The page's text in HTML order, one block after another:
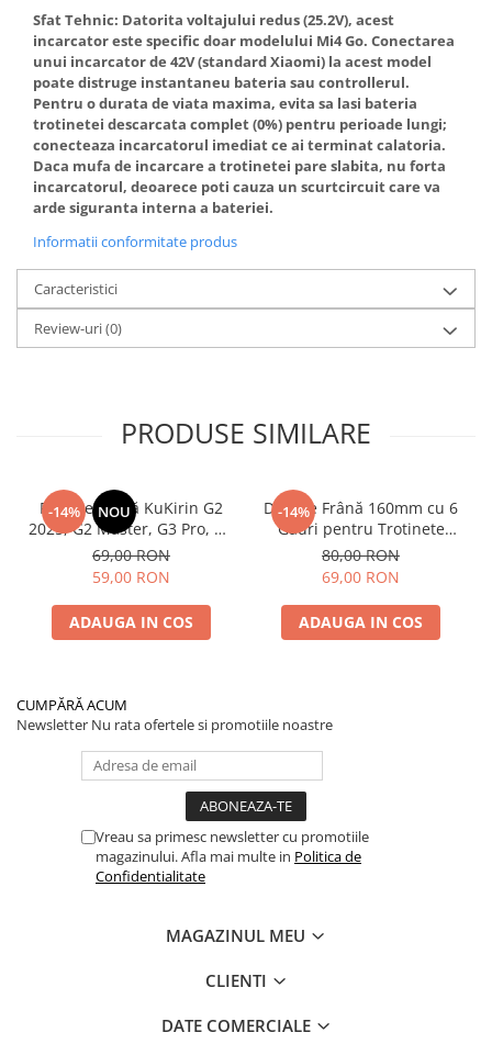
Sfat Tehnic: Datorita voltajului redus (25.2V), acest
incarcator este specific doar modelului Mi4 Go. Conectarea
unui incarcator de 42V (standard Xiaomi) la acest model
poate distruge instantaneu bateria sau controllerul.
Pentru o durata de viata maxima, evita sa lasi bateria
trotinetei descarcata complet (0%) pentru perioade lungi;
conecteaza incarcatorul imediat ce ai terminat calatoria.
Daca mufa de incarcare a trotinetei pare slabita, nu forta
incarcatorul, deoarece poti cauza un scurtcircuit care va
arde siguranta interna a bateriei.
Informatii conformitate produs
Caracteristici
Review-uri(0)
PRODUSE SIMILARE
-14% NOU
Plăcuțe Frână KuKirin G2
2025, G2 Master, G3 Pro, G4
– Set 2 Bucăți (Față sau
Spate) Premium
69,00 RON
59,00 RON
ADAUGA IN COS
-14%
Disc de Frână 160mm cu 6
Găuri pentru Trotinete
Electrice KuKirin G4 (Model
2025) și KuKirin G2 –
Performanță Premium
80,00 RON
69,00 RON
ADAUGA IN COS
CUMPĂRĂ ACUM
Newsletter Nu rata ofertele si promotiile noastre
Vreau sa primesc newsletter cu promotiile
magazinului. Afla mai multe in Politica de
Confidentialitate
MAGAZINUL MEU
CLIENTI
DATE COMERCIALE